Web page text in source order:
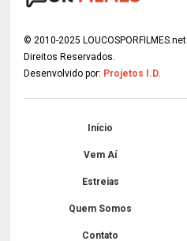
© 2010-2025 LOUCOSPORFILMES.net
Direitos Reservados.
Desenvolvido por: Projetos I.D.
Início
Vem Aí
Estreias
Quem Somos
Contato